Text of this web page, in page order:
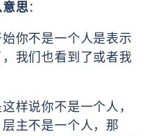
思：
你不是一个人是表示
我们也看到了或者我
样说你不是一个人，
主不是一个人，那